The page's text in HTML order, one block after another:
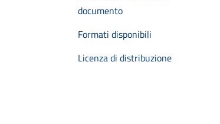
documento
Formati disponibili
Licenza di distribuzione